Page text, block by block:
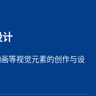
计
等视觉元素的创作与设